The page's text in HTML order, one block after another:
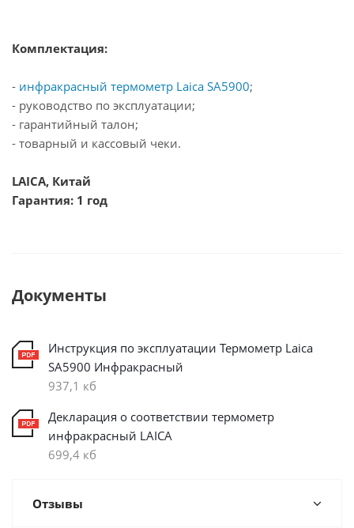
Комплектация:
- инфракрасный термометр Laica SA5900;
- руководство по эксплуатации;
- гарантийный талон;
- товарный и кассовый чеки.
LAICA, Китай
Гарантия: 1 год
Документы
Инструкция по эксплуатации Термометр Laica
SA5900 Инфракрасный
937,1 кб
Декларация о соответствии термометр
инфракрасный LAICA
699,4 кб
Отзывы